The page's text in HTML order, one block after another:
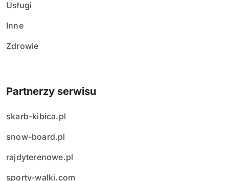
Usługi
Inne
Zdrowie
Partnerzy serwisu
skarb-kibica.pl
snow-board.pl
rajdyterenowe.pl
sporty-walki.com